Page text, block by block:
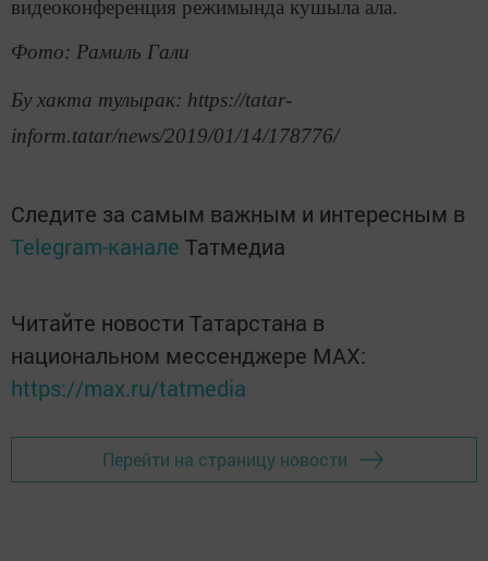
видеоконференция режимында кушыла ала.
Фото: Рамиль Гали
Бу хакта тулырак: https://tatar-
inform.tatar/news/2019/01/14/178776/
Следите за самым важным и интересным в
Telegram-канале Татмедиа
Читайте новости Татарстана в
национальном мессенджере MАХ:
https://max.ru/tatmedia
Перейти на страницу новости